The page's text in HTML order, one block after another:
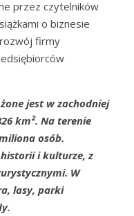
przez czytelników
o biznesie
firmy
jest w zachodniej
km². Na terenie
osób.
i kulturze, z
W
lasy, parki